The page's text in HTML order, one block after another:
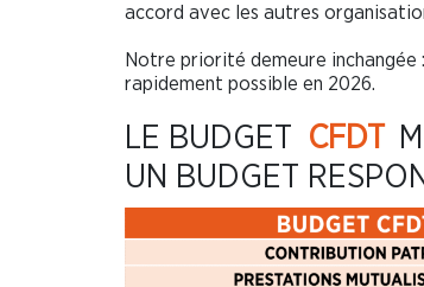
accord avec les autres
Notre priorité demeure
rapidement possible en 2026.
LE BUDGET CFDT
UN BUDGET